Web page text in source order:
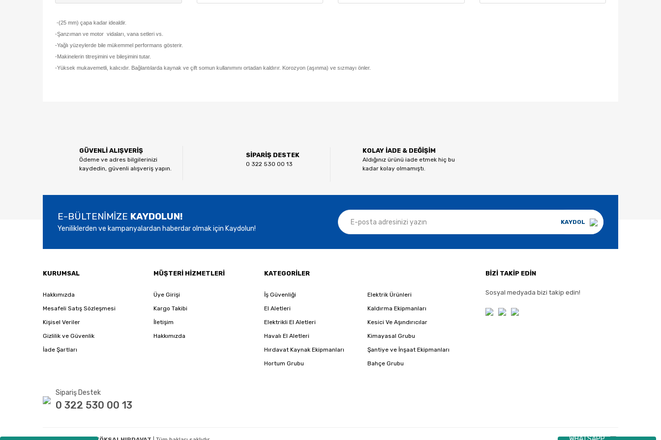
-(25 mm) çapa kadar idealdir.
-Şanzıman ve motor vidaları, vana setleri vs.
-Yağlı yüzeylerde bile mükemmel performans gösterir.
-Makinelerin titreşimini ve bileşimini tutar.
-Yüksek mukavemetli, kalıcıdır. Bağlantılarda kaynak ve çift somun kullanımını ortadan kaldırır. Korozyon (aşınma) ve sızmayı önler.
Ürün açıklamasında eksik bilgiler bulunuyor.
Ürün bilgilerinde hatalar bulunuyor.
GÜVENLİ ALIŞVERİŞ
Ödeme ve adres bilgilerinizi
kaydedin, güvenli alışveriş yapın.
SİPARİŞ DESTEK
0 322 530 00 13
KOLAY İADE & DEĞİŞİM
Aldığınız ürünü iade etmek hiç bu
kadar kolay olmamıştı.
E-BÜLTENİMİZE KAYDOLUN!
Yeniliklerden ve kampanyalardan haberdar olmak için Kaydolun!
KAYDOL
KURUMSAL
Hakkımızda
Mesafeli Satış Sözleşmesi
Kişisel Veriler
Gizlilik ve Güvenlik
İade Şartları
MÜŞTERİ HİZMETLERİ
Üye Girişi
Kargo Takibi
İletişim
Hakkımızda
KATEGORİLER
İş Güvenliği
Elektrik Ürünleri
El Aletleri
Kaldırma Ekipmanları
Elektrikli El Aletleri
Kesici Ve Aşındırıcılar
Havalı El Aletleri
Kimayasal Grubu
Hırdavat Kaynak Ekipmanları
Şantiye ve İnşaat Ekipmanları
Hortum Grubu
Bahçe Grubu
BİZİ TAKİP EDİN
Sosyal medyada bizi takip edin!
Sipariş Destek
0 322 530 00 13